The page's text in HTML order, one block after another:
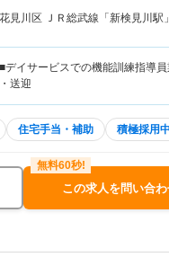
見川区 ＪＲ総武線「新検見川駅
■デイサービスでの機能訓練指導
送迎
住宅手当・補助 積極採用中
この求人を問い合